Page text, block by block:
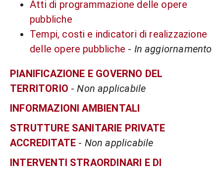
Atti di programmazione delle opere
pubbliche
Tempi, costi e indicatori di realizzazione
delle opere pubbliche - In aggiornamento
PIANIFICAZIONE E GOVERNO DEL
TERRITORIO -Non applicabile
INFORMAZIONI AMBIENTALI
STRUTTURE SANITARIE PRIVATE
ACCREDITATE - Non applicabile
INTERVENTI STRAORDINARI E DI